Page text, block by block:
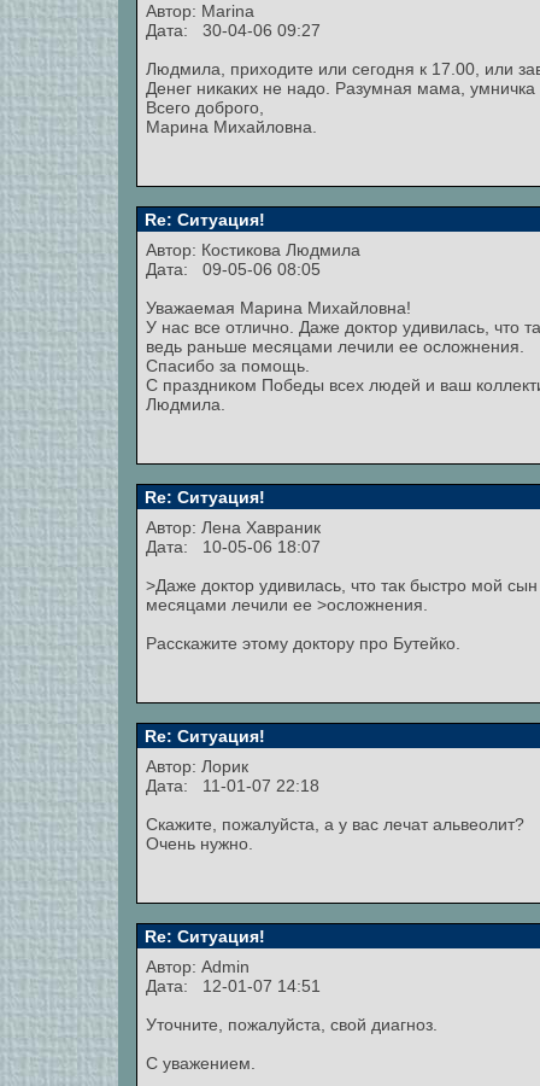
Автор: Marina
Дата: 30-04-06 09:27
Людмила, приходите или сегодня к 17.00, или
Денег никаких не надо. Разумная мама,
Всего доброго,
Марина Михайловна.
Re: Ситуация!
Автор: Костикова Людмила
Дата: 09-05-06 08:05
Уважаемая Марина Михайловна!
У нас все отлично. Даже доктор удивилась, что
ведь раньше месяцами лечили ее осложнения.
Спасибо за помощь.
С праздником Победы всех людей и ваш
Людмила.
Re: Ситуация!
Автор: Лена Хавраник
Дата: 10-05-06 18:07
>Даже доктор удивилась, что так быстро мой
месяцами лечили ее >осложнения.
Расскажите этому доктору про Бутейко.
Re: Ситуация!
Автор: Лорик
Дата: 11-01-07 22:18
Скажите, пожалуйста, а у вас лечат альвеолит?
Очень нужно.
Re: Ситуация!
Автор: Admin
Дата: 12-01-07 14:51
Уточните, пожалуйста, свой диагноз.
С уважением.